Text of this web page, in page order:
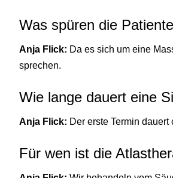
Was spüren die
Anja Flick: Da es sich um eine
sprechen.
Wie lange dauert eine
Anja Flick: Der erste Termin
Für wen ist die